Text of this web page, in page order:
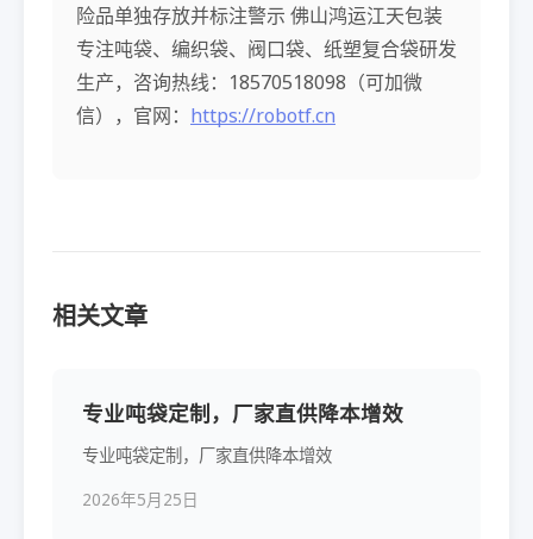
险品单独存放并标注警示 佛山鸿运江天包装
专注吨袋、编织袋、阀口袋、纸塑复合袋研发
生产，咨询热线：18570518098（可加微
信），官网： https://robotf.cn
相关文章
专业吨袋定制，厂家直供降本增效
专业吨袋定制，厂家直供降本增效
2026年5月25日